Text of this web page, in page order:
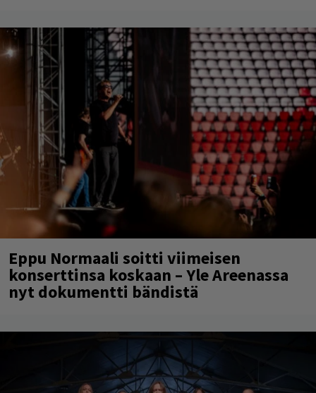
Eppu Normaali soitti viimeisen
konserttinsa koskaan – Yle Areenassa
nyt dokumentti bändistä